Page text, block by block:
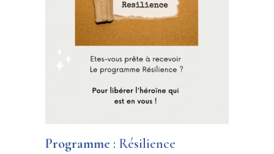
Programme : Résilience